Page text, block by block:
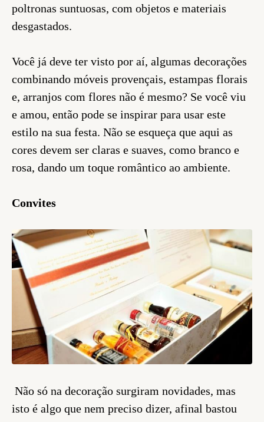
poltronas suntuosas, com objetos e materiais
desgastados.
Você já deve ter visto por aí, algumas decorações
combinando móveis provençais, estampas florais
e, arranjos com flores não é mesmo? Se você viu
e amou, então pode se inspirar para usar este
estilo na sua festa. Não se esqueça que aqui as
cores devem ser claras e suaves, como branco e
rosa, dando um toque romântico ao ambiente.
Convites
Não só na decoração surgiram novidades, mas
isto é algo que nem preciso dizer, afinal bastou